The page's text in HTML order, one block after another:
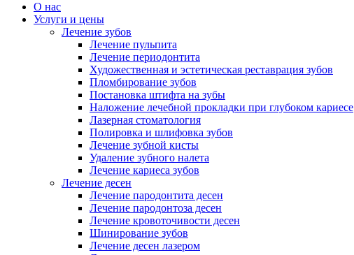
О нас
Услуги и цены
Лечение зубов
Лечение пульпита
Лечение периодонтита
Художественная и эстетическая реставрация зубов
Пломбирование зубов
Постановка штифта на зубы
Наложение лечебной прокладки при глубоком кариесе
Лазерная стоматология
Полировка и шлифовка зубов
Лечение зубной кисты
Удаление зубного налета
Лечение кариеса зубов
Лечение десен
Лечение пародонтита десен
Лечение пародонтоза десен
Лечение кровоточивости десен
Шинирование зубов
Лечение десен лазером